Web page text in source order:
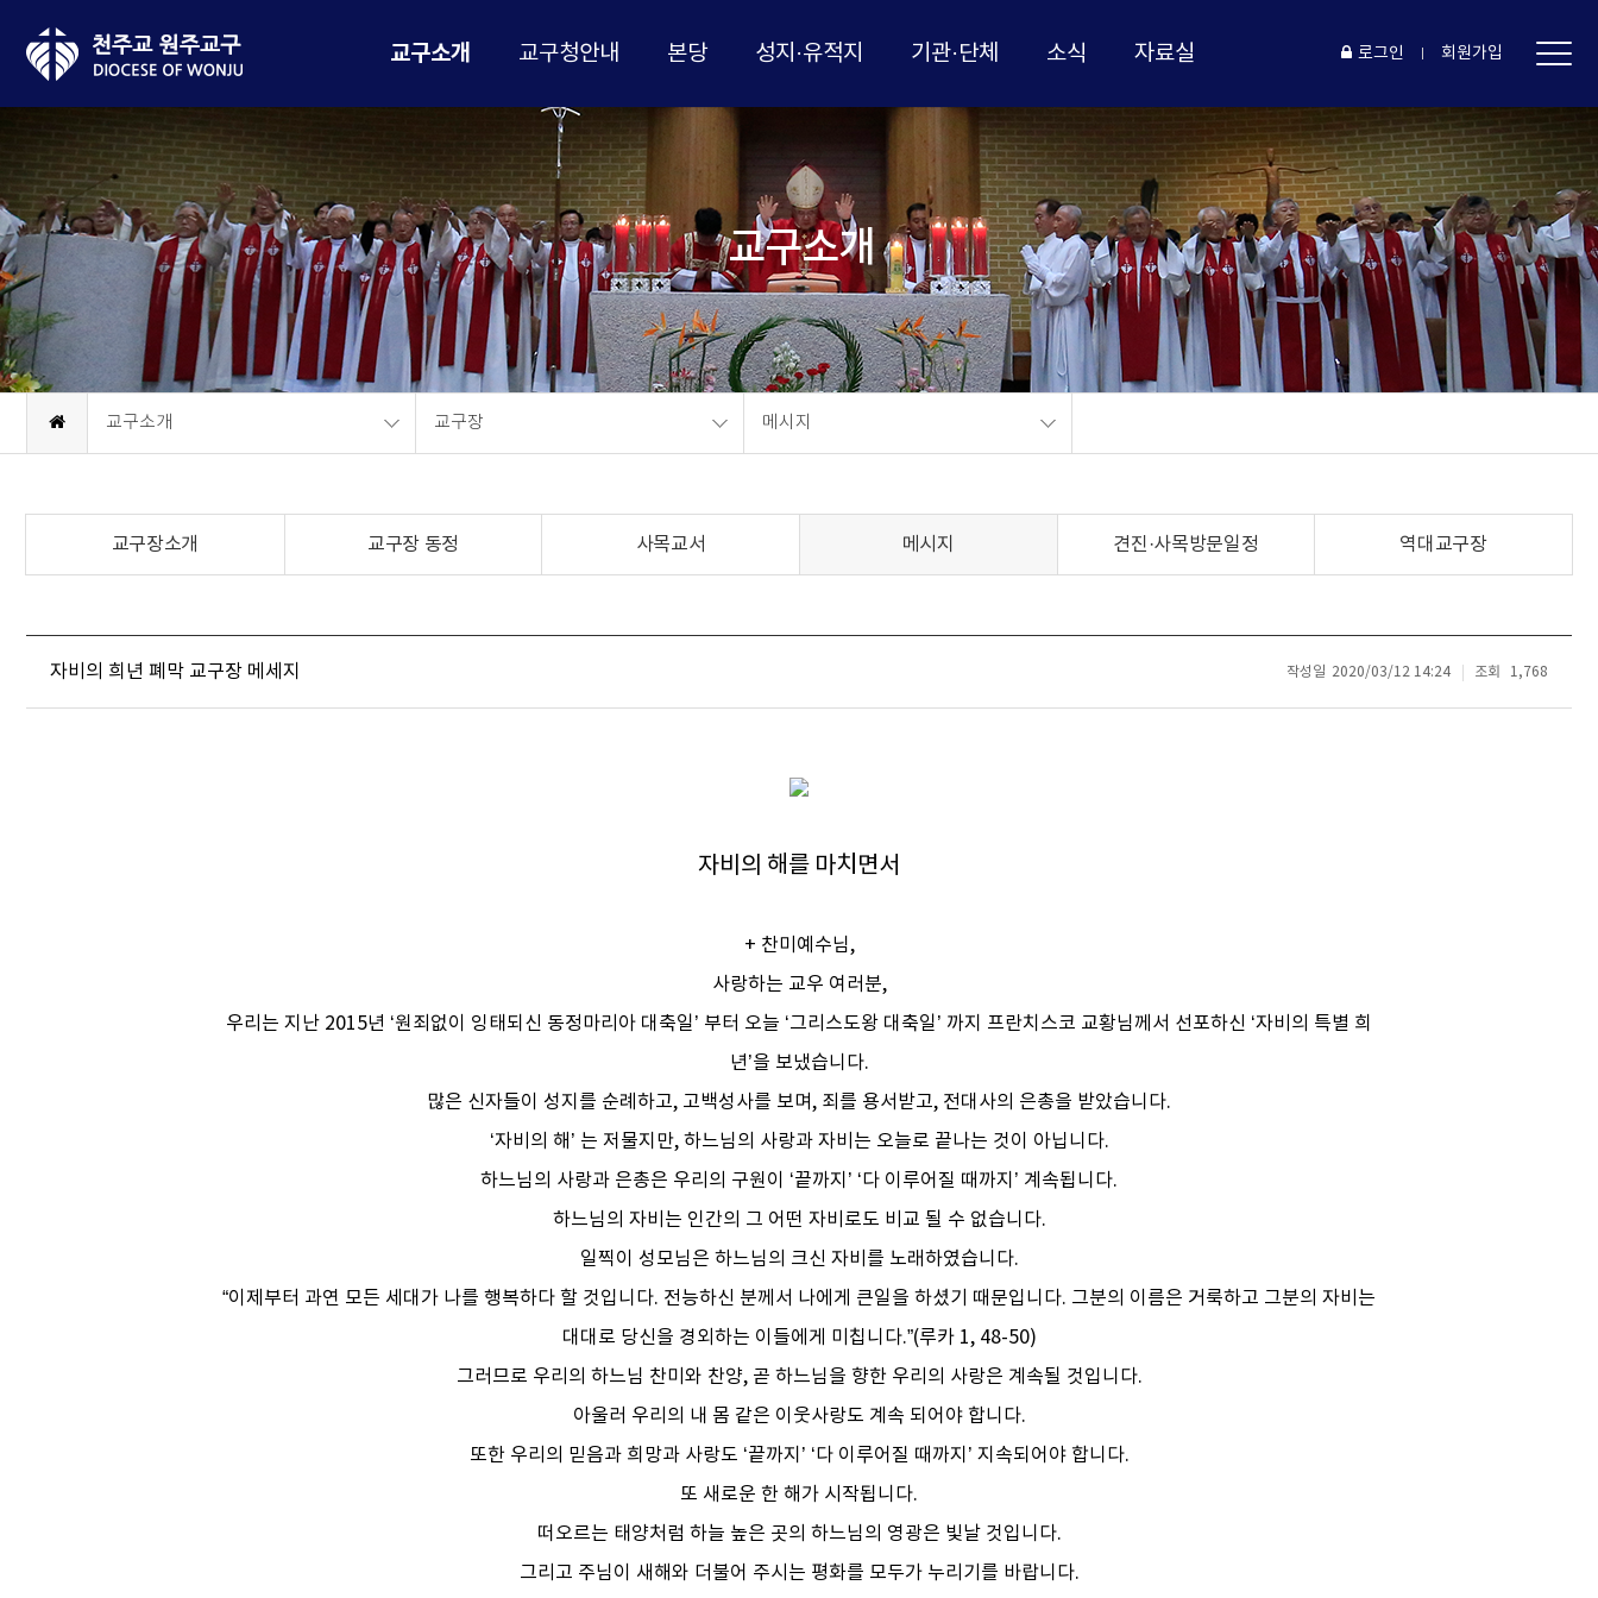
교구소개 교구청안내 본당 성지·유적지 기관·단체 소식 자료실 로그인 회원가입
교구소개
교구소개 교구장 메시지
교구장소개 교구장 동정 사목교서 메시지 견진·사목방문일정 역대교구장
자비의 희년 폐막 교구장 메세지 작성일 2020/03/12 14:24 조회 1,768
자비의 해를 마치면서
+ 찬미예수님,
사랑하는 교우 여러분,
우리는 지난 2015년 ‘원죄없이 잉태되신 동정마리아 대축일’ 부터 오늘 ‘그리스도왕 대축일’ 까지 프란치스코 교황님께서 선포하신 ‘자비의 특별 희
년’을 보냈습니다.
많은 신자들이 성지를 순례하고, 고백성사를 보며, 죄를 용서받고, 전대사의 은총을 받았습니다.
‘자비의 해’ 는 저물지만, 하느님의 사랑과 자비는 오늘로 끝나는 것이 아닙니다.
하느님의 사랑과 은총은 우리의 구원이 ‘끝까지’ ‘다 이루어질 때까지’ 계속됩니다.
하느님의 자비는 인간의 그 어떤 자비로도 비교 될 수 없습니다.
일찍이 성모님은 하느님의 크신 자비를 노래하였습니다.
“이제부터 과연 모든 세대가 나를 행복하다 할 것입니다. 전능하신 분께서 나에게 큰일을 하셨기 때문입니다. 그분의 이름은 거룩하고 그분의 자비는
대대로 당신을 경외하는 이들에게 미칩니다.”(루카 1, 48-50)
그러므로 우리의 하느님 찬미와 찬양, 곧 하느님을 향한 우리의 사랑은 계속될 것입니다.
아울러 우리의 내 몸 같은 이웃사랑도 계속 되어야 합니다.
또한 우리의 믿음과 희망과 사랑도 ‘끝까지’ ‘다 이루어질 때까지’ 지속되어야 합니다.
또 새로운 한 해가 시작됩니다.
떠오르는 태양처럼 하늘 높은 곳의 하느님의 영광은 빛날 것입니다.
그리고 주님이 새해와 더불어 주시는 평화를 모두가 누리기를 바랍니다.